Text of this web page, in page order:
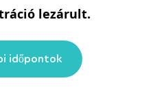
lezárult.
időpontok